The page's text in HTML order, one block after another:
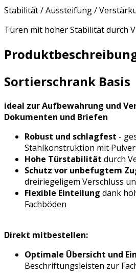
Stabilität / Aussteifung /
Türen mit hoher Stabilität durch
Sortierschrank Basis
ideal zur Aufbewahrung und
Dokumenten und Briefen
Robust und schlagfest -
Stahlkonstruktion mit
Hohe Türstabilität durch
Schutz vor unbefugtem
dreiriegeligem Verschluss
Flexible Einteilung dank
Fachböden
Direkt mitbestellen:
Optimale Übersicht und
Beschriftungsleisten zur